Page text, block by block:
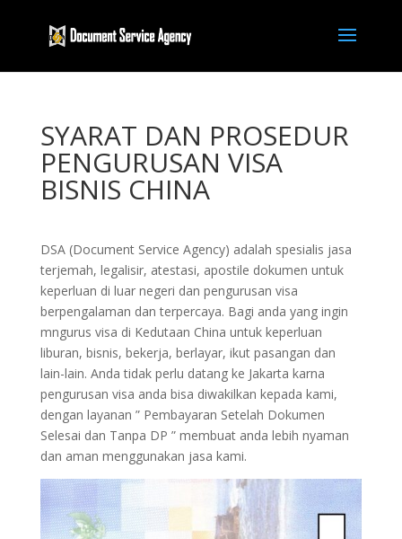
SYARAT DAN PROSEDUR
PENGURUSAN VISA
BISNIS CHINA
DSA (Document Service Agency) adalah spesialis jasa
terjemah, legalisir, atestasi, apostile dokumen untuk
keperluan di luar negeri dan pengurusan visa
berpengalaman dan terpercaya. Bagi anda yang ingin
mngurus visa di Kedutaan China untuk keperluan
liburan, bisnis, bekerja, berlayar, ikut pasangan dan
lain-lain. Anda tidak perlu datang ke Jakarta karna
pengurusan visa anda bisa diwakilkan kepada kami,
dengan layanan ” Pembayaran Setelah Dokumen
Selesai dan Tanpa DP ” membuat anda lebih nyaman
dan aman menggunakan jasa kami.